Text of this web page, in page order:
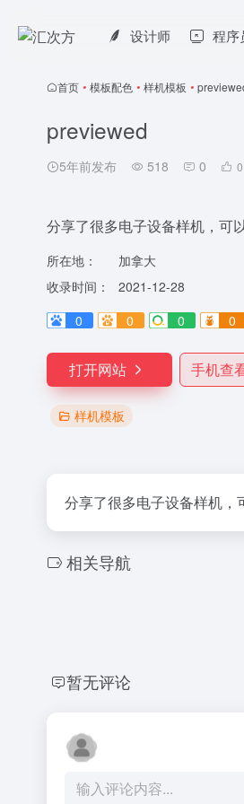
设计师 程序
首页 • 模板配色 • 样机模板 •
previewed
5年前发布 518 0 0
分享了很多电子设备样机，可
所在地：
加拿大
收录时间：
2021-12-28
0
0 0 0
打开网站 手机查
样机模板
分享了很多电子设备样机
相关导航
暂无评论